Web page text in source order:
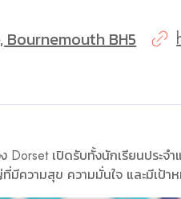
Bournemouth BH5
Dorset เปิดรับทั้งนักเรียนประ
ความสุข ความมั่นใจ และมีเป้า